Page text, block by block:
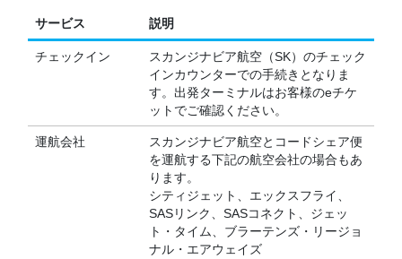
サービス 説明
チェックイン
スカンジナビア航空（SK）のチェック
インカウンターでの手続きとなりま
す。出発ターミナルはお客様のeチケ
ットでご確認ください。
運航会社
スカンジナビア航空とコードシェア便
を運航する下記の航空会社の場合もあ
ります。
シティジェット、エックスフライ、
SASリンク、SASコネクト、ジェッ
ト・タイム、ブラーテンズ・リージョ
ナル・エアウェイズ